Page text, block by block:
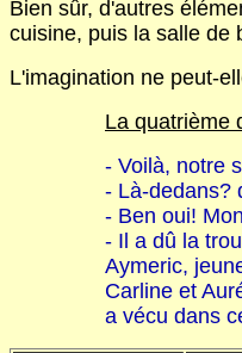
Bien sûr, d'autres
cuisine, puis la salle de
L'imagination ne peut-
La quatrième
- Voilà, notre
- Là-dedans?
- Ben oui!
- Il a dû la
Aymeric,
Carline et
a vécu dans